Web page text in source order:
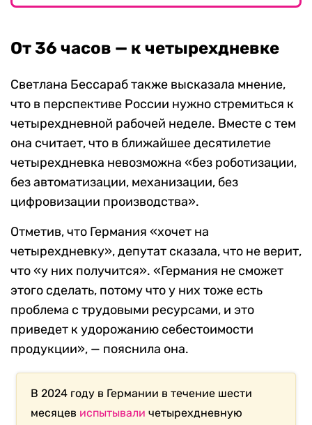
От 36 часов — к четырехдневке
Светлана Бессараб также высказала мнение,
что в перспективе России нужно стремиться к
четырехдневной рабочей неделе. Вместе с тем
она считает, что в ближайшее десятилетие
четырехдневка невозможна «без роботизации,
без автоматизации, механизации, без
цифровизации производства».
Отметив, что Германия «хочет на
четырехдневку», депутат сказала, что не верит,
что «у них получится». «Германия не сможет
этого сделать, потому что у них тоже есть
проблема с трудовыми ресурсами, и это
приведет к удорожанию себестоимости
продукции», — пояснила она.
В 2024 году в Германии в течение шести
месяцев испытывали четырехдневную